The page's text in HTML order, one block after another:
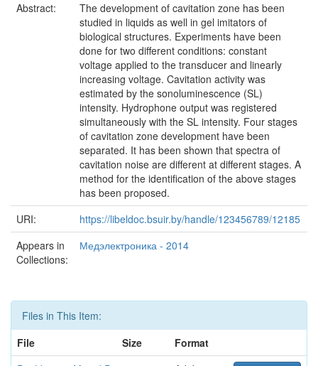
Abstract:
The development of cavitation zone has been
studied in liquids as well in gel imitators of
biological structures. Experiments have been
done for two different conditions: constant
voltage applied to the transducer and linearly
increasing voltage. Cavitation activity was
estimated by the sonoluminescence (SL)
intensity. Hydrophone output was registered
simultaneously with the SL intensity. Four stages
of cavitation zone development have been
separated. It has been shown that spectra of
cavitation noise are different at different stages. A
method for the identification of the above stages
has been proposed.
URI:
https://libeldoc.bsuir.by/handle/123456789/12185
Appears in
Collections:
Медэлектроника - 2014
Files in This Item:
File
Size
Format